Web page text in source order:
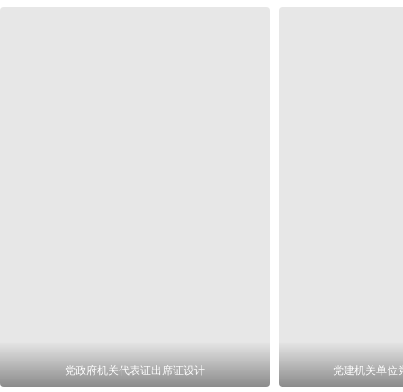
党政府机关代表证出席证设计 党建机关单位